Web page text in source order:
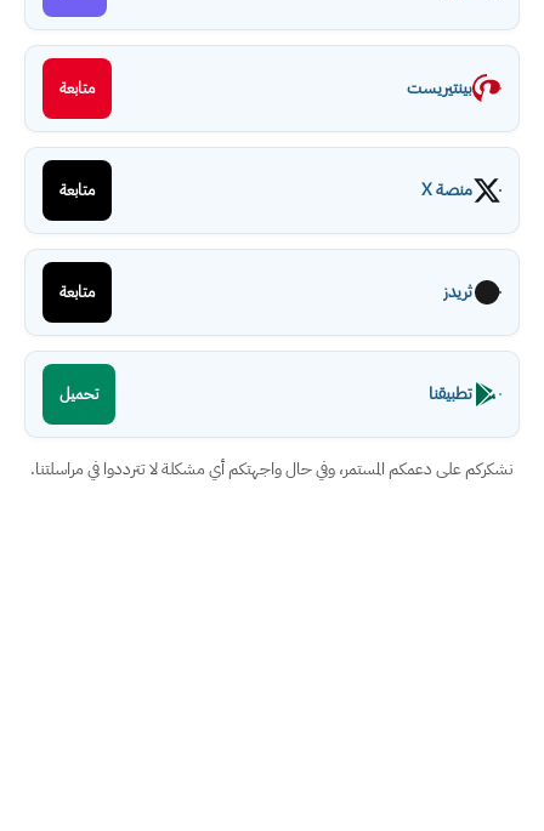
بينتيريست متابعة
منصة X متابعة
ثريدز متابعة
تطبيقنا تحميل
نشكركم على دعمكم المستمر، وفي حال واجهتكم أي مشكلة لا تترددوا في مراسلتنا.